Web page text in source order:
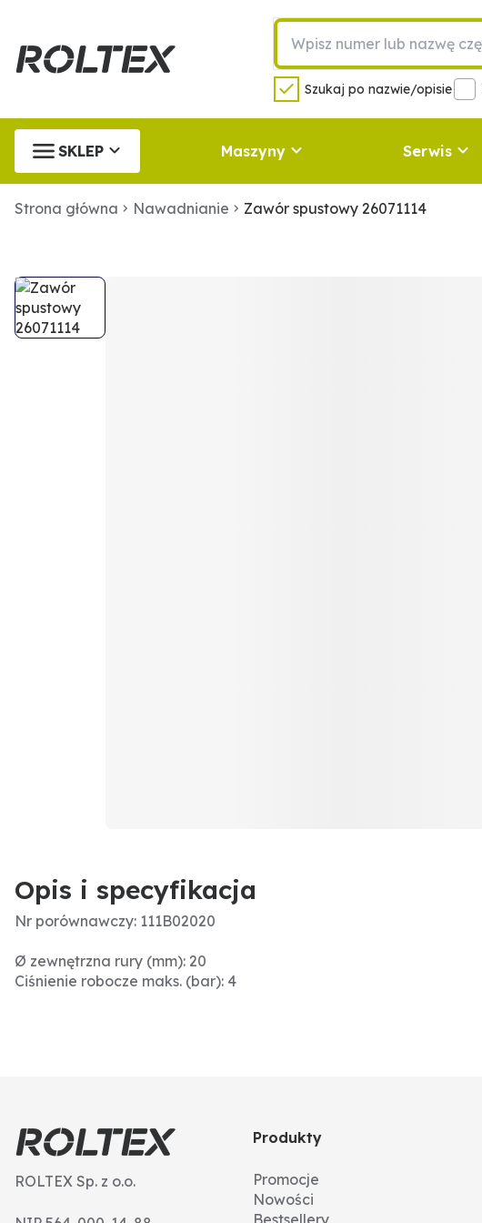
Szukaj po nazwie/opisie
SKLEP Maszyny Serwis
Strona główna Nawadnianie Zawór spustowy 26071114
Opis i specyfikacja
Nr porównawczy: 111B02020
Ø zewnętrzna rury (mm): 20
Ciśnienie robocze maks. (bar): 4
ROLTEX Sp. z o.o.
Produkty
Promocje
Nowości
Bestsellery